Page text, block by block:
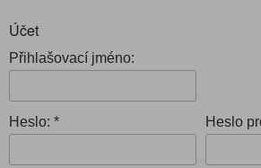
Účet
Přihlašovací jméno:
Heslo: * Heslo